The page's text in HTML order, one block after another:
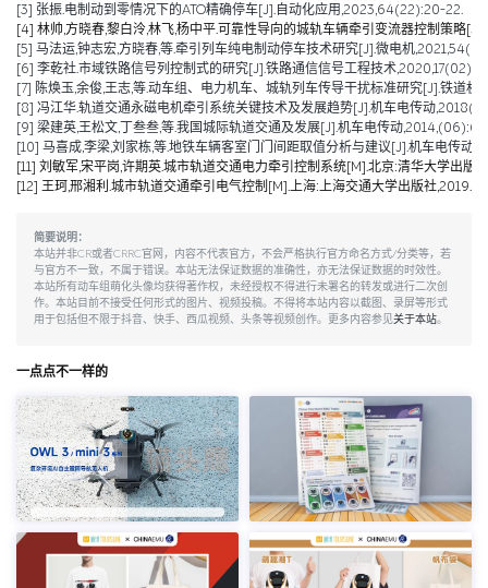
[3] 张振.电制动到零情况下的ATO精确停车[J].自动化应用,2023,64(22):20-22.
[4] 林帅,方晓春,黎白泠,林飞,杨中平.可靠性导向的城轨车辆牵引变流器控制策略
[5] 马法运,钟志宏,方晓春,等.牵引列车纯电制动停车技术研究[J].微电机
[6] 李乾社.市域铁路信号列控制式的研究[J].铁路通信信号工程技术
[7] 陈焕玉,余俊,王志,等.动车组、电力机车、城轨列车传导干扰标准研究[J].铁道
[8] 冯江华.轨道交通永磁电机牵引系统关键技术及发展趋势[J].机车电传动
[9] 梁建英,王松文,丁叁叁,等.我国城际轨道交通及发展[J].机车电传动,2014,(06):6-
[10] 马喜成,李梁,刘家栋,等.地铁车辆客室门门间距取值分析与建议[J].机车电传动
[11] 刘敏军,宋平岗,许期英.城市轨道交通电力牵引控制系统[M].北京:清华大学出版
[12] 王珂,邢湘利.城市轨道交通牵引电气控制[M].上海:上海交通大学出版社,2019.
简要说明：
本站并非CR或者CRRC官网，内容不代表官方，不会严格执行官方命名方式/分类等，若
与官方不一致，不属于错误。本站无法保证数据的准确性，亦无法保证数据的时效性。
本站所有动车组萌化头像均获得著作权，未经授权不得进行未署名的转发或进行二次创
作。本站目前不接受任何形式的图片、视频投稿。不得将本站内容以截图、录屏等形式
用于包括但不限于抖音、快手、西瓜视频、头条等视频创作。更多内容参见关于本站。
一点点不一样的